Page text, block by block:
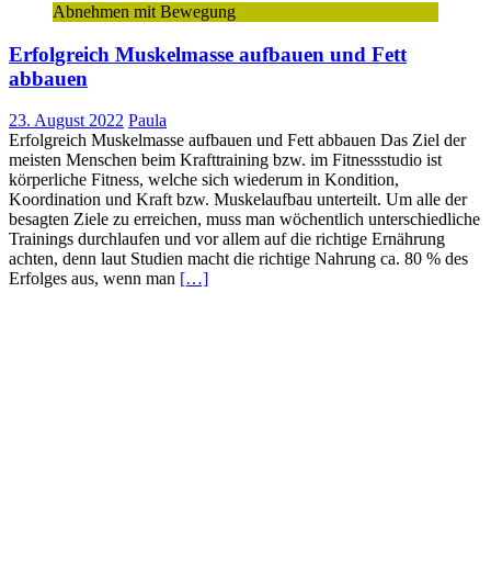
Abnehmen mit Bewegung
Erfolgreich Muskelmasse aufbauen und Fett
abbauen
23. August 2022 Paula
Erfolgreich Muskelmasse aufbauen und Fett abbauen Das Ziel der
meisten Menschen beim Krafttraining bzw. im Fitnessstudio ist
körperliche Fitness, welche sich wiederum in Kondition,
Koordination und Kraft bzw. Muskelaufbau unterteilt. Um alle der
besagten Ziele zu erreichen, muss man wöchentlich unterschiedliche
Trainings durchlaufen und vor allem auf die richtige Ernährung
achten, denn laut Studien macht die richtige Nahrung ca. 80 % des
Erfolges aus, wenn man […]